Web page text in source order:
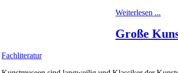
Weiterlesen ...
Große
Fachliteratur